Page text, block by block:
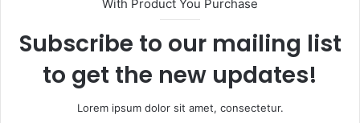
With Product You Purchase
Subscribe to our mailing list
to get the new updates!
Lorem ipsum dolor sit amet, consectetur.